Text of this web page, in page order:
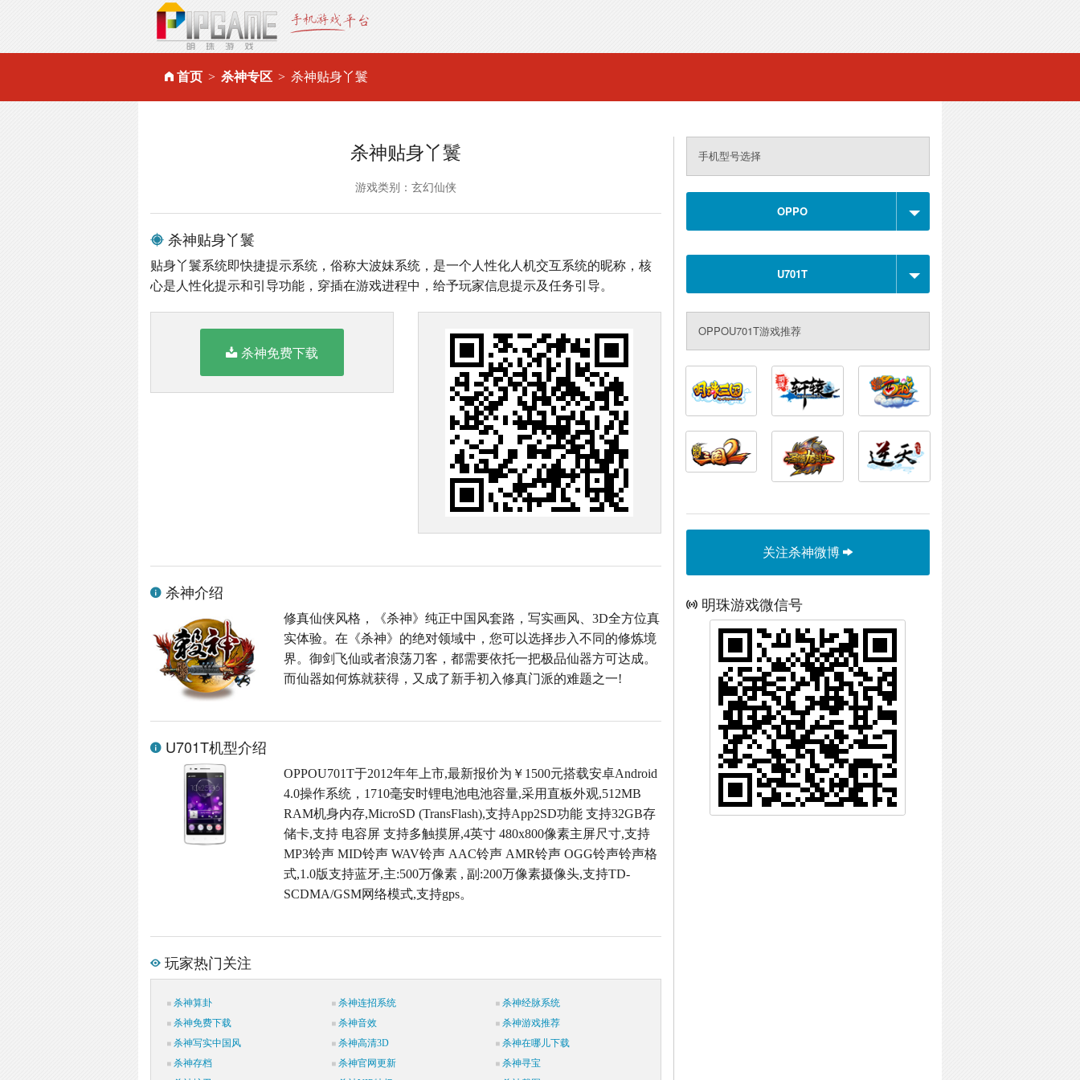
首页 杀神专区 杀神贴身丫鬟
杀神贴身丫鬟
游戏类别：玄幻仙侠
杀神贴身丫鬟
贴身丫鬟系统即快捷提示系统，俗称大波妹系统，是一个人性化人机交互系统的昵称，核
心是人性化提示和引导功能，穿插在游戏进程中，给予玩家信息提示及任务引导。
杀神免费下载
杀神介绍
修真仙侠风格，《杀神》纯正中国风套路，写实画风、3D全方位真
实体验。在《杀神》的绝对领域中，您可以选择步入不同的修炼境
界。御剑飞仙或者浪荡刀客，都需要依托一把极品仙器方可达成。
而仙器如何炼就获得，又成了新手初入修真门派的难题之一!
U701T机型介绍
OPPOU701T于2012年年上市,最新报价为￥1500元搭载安卓Android
4.0操作系统，1710毫安时锂电池电池容量,采用直板外观,512MB
RAM机身内存,MicroSD (TransFlash),支持App2SD功能 支持32GB存
储卡,支持 电容屏 支持多触摸屏,4英寸 480x800像素主屏尺寸,支持
MP3铃声 MID铃声 WAV铃声 AAC铃声 AMR铃声 OGG铃声铃声格
式,1.0版支持蓝牙,主:500万像素 , 副:200万像素摄像头,支持TD-
SCDMA/GSM网络模式,支持gps。
玩家热门关注
杀神算卦 杀神连招系统
杀神经脉系统
杀神免费下载
杀神音效
杀神游戏推荐
杀神写实中国风
杀神高清3D
杀神在哪儿下载
杀神存档
杀神官网更新
杀神寻宝
手机型号选择
OPPO
U701T
OPPOU701T游戏推荐
关注杀神微博
明珠游戏微信号